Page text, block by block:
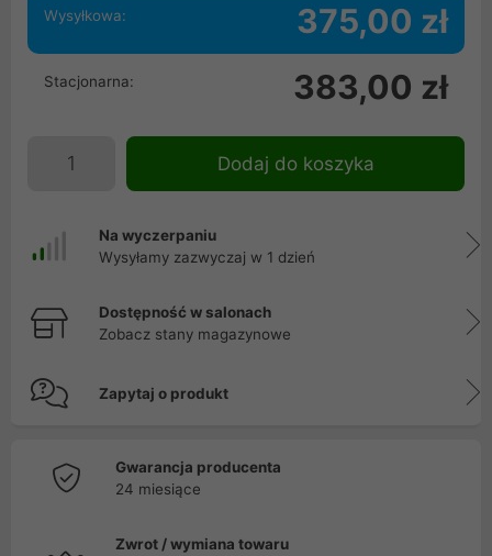
Wysyłkowa: 375,00 zł
Stacjonarna: 383,00 zł
Dodaj do koszyka
Na wyczerpaniu
Wysyłamy zazwyczaj w 1 dzień
Dostępność w salonach
Zobacz stany magazynowe
Zapytaj o produkt
Gwarancja producenta
24 miesiące
Zwrot / wymiana towaru